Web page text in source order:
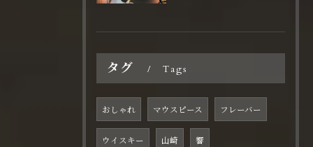
タグ Tags
おしゃれ マウスピース フレーバー
ウイスキー 山崎 響